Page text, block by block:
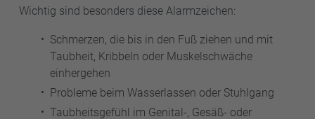
Wichtig sind besonders diese Alarmzeichen:
Schmerzen, die bis in den Fuß ziehen und mit
Taubheit, Kribbeln oder Muskelschwäche
einhergehen
Probleme beim Wasserlassen oder Stuhlgang
Taubheitsgefühl im Genital-, Gesäß- oder